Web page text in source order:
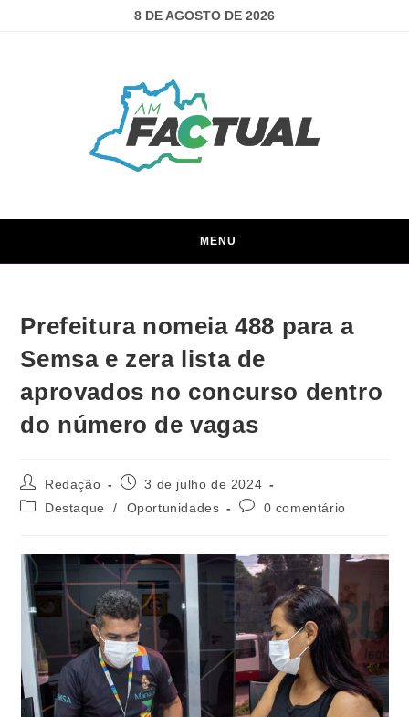
8 DE AGOSTO DE 2026
MENU
Prefeitura nomeia 488 para a
Semsa e zera lista de
aprovados no concurso dentro
do número de vagas
Redação
3 de julho de 2024
Destaque
/ Oportunidades 0 comentário